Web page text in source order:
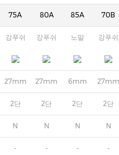
75A 80A 85A 70B
강푸쉬 강푸쉬 노말 강푸쉬
27mm 27mm 6mm 27mm
2단 2단 2단 2단
N N N N
- - - -